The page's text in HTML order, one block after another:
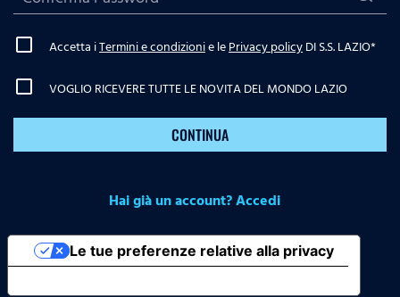
Accetta iTermini e condizionie lePrivacy policyDI S.S. LAZIO*
VOGLIO RICEVERE TUTTE LE NOVITA DEL MONDO LAZIO
CONTINUA
Hai già un account? Accedi
Le tue preferenze relative alla privacy